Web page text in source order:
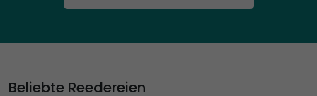
Beliebte Reedereien